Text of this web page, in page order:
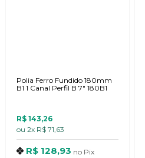
Polia Ferro Fundido 180mm
B1 1 Canal Perfil B 7" 180B1
R$ 143,26
ou 2x R$ 71,63
R$ 128,93 no Pix